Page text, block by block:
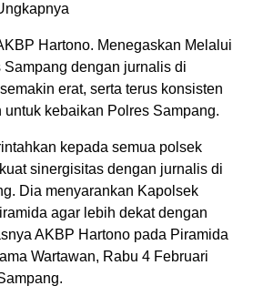
Hartono. Menegaskan Melalui
dengan jurnalis di
erat, serta terus konsisten
untuk kebaikan Polres Sampang.
kepada semua polsek
sinergisitas dengan jurnalis di
Dia menyarankan Kapolsek
agar lebih dekat dengan
AKBP Hartono pada Piramida
Wartawan, Rabu 4 Februari